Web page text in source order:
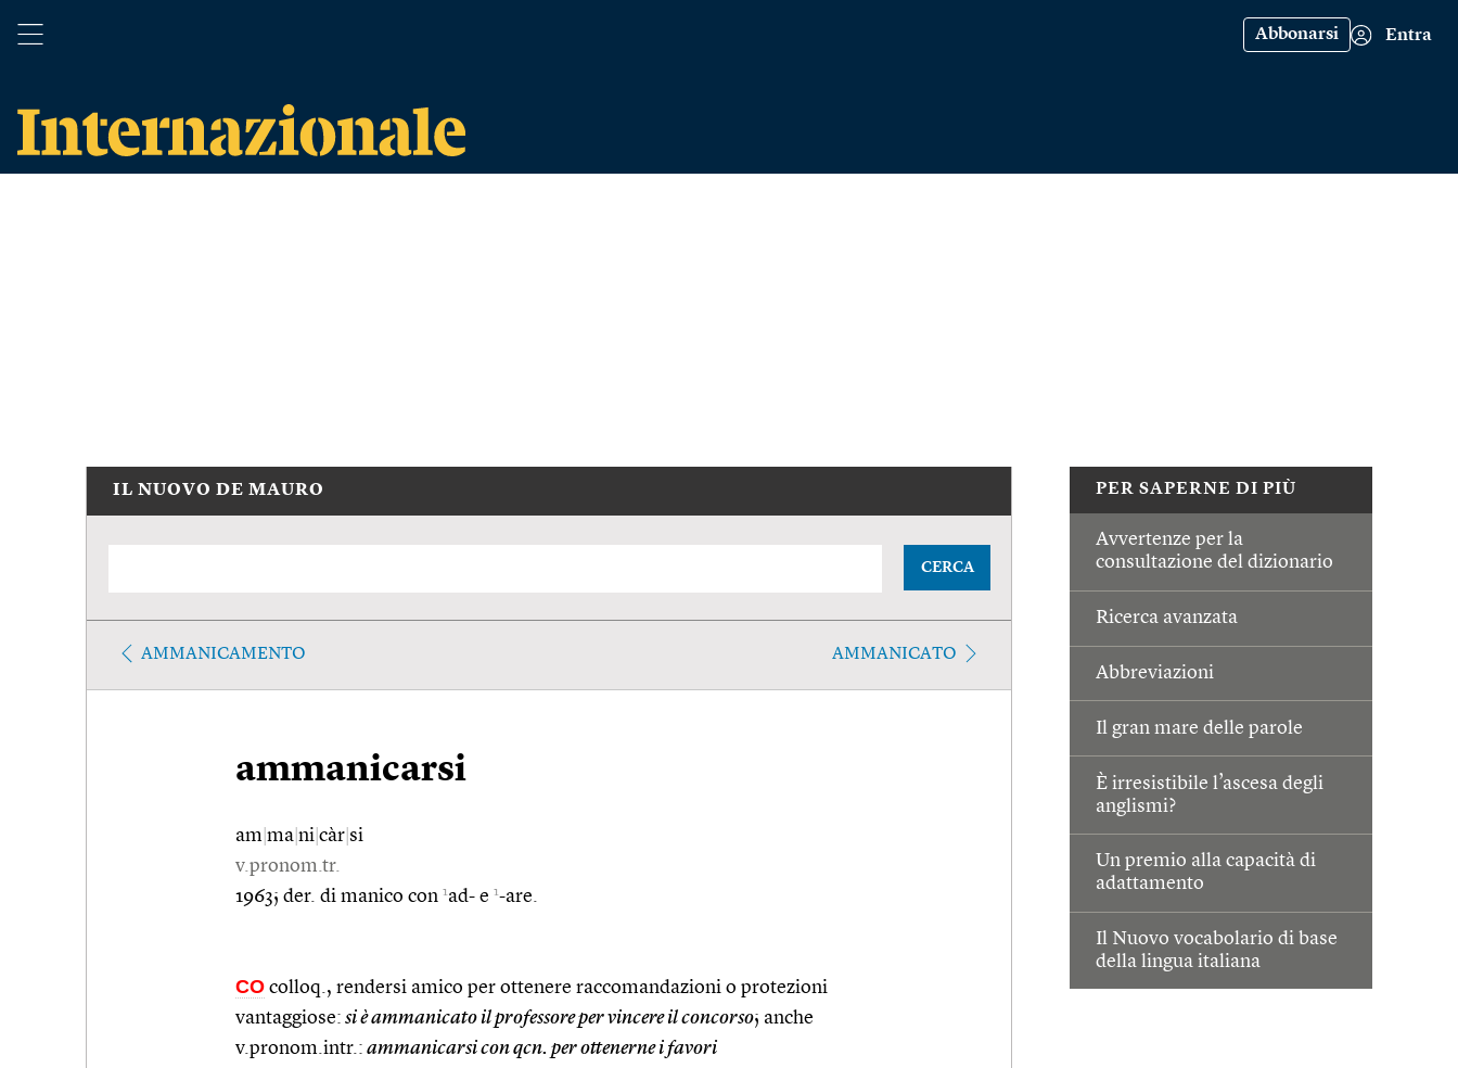
Abbonarsi Entra
PER SAPERNE DI PIÙ
Avvertenze per la
consultazione del dizionario
Ricerca avanzata
Abbreviazioni
Il gran mare delle parole
È irresistibile l’ascesa degli
anglismi?
Un premio alla capacità di
adattamento
Il Nuovo vocabolario di base
della lingua italiana
IL NUOVO DE MAURO
CERCA
AMMANICAMENTO AMMANICATO
ammanicarsi
am ma ni càr si
v.pronom.tr.
1963; der. di manico con 1ad- e 1-are.
CO colloq., rendersi amico per ottenere raccomandazioni o protezioni
vantaggiose: si è ammanicato il professore per vincere il concorso; anche
v.pronom.intr.: ammanicarsi con qcn. per ottenerne i favori